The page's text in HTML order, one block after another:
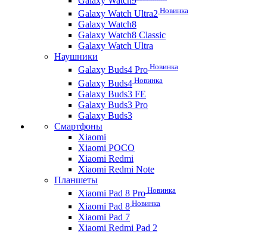
Galaxy Watch Ultra2 Новинка
Galaxy Watch8
Galaxy Watch8 Classic
Galaxy Watch Ultra
Наушники
Galaxy Buds4 Pro Новинка
Galaxy Buds4 Новинка
Galaxy Buds3 FE
Galaxy Buds3 Pro
Galaxy Buds3
Смартфоны
Xiaomi
Xiaomi POCO
Xiaomi Redmi
Xiaomi Redmi Note
Планшеты
Xiaomi Pad 8 Pro Новинка
Xiaomi Pad 8 Новинка
Xiaomi Pad 7
Xiaomi Redmi Pad 2